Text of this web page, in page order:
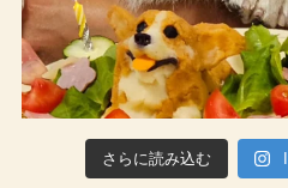
さらに読み込む